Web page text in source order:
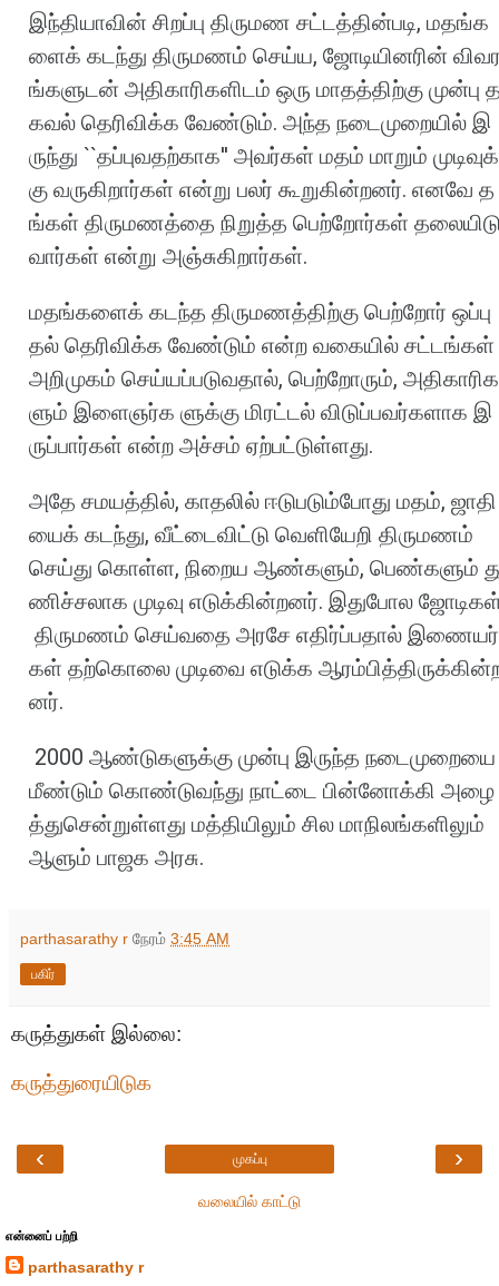
இந்தியாவின் சிறப்பு திருமண சட்டத்தின்படி, மதங்க
ளைக் கடந்து திருமணம் செய்ய, ஜோடியினரின்
ங்களுடன் அதிகாரிகளிடம் ஒரு மாதத்திற்கு முன்பு
கவல் தெரிவிக்க வேண்டும். அந்த நடைமுறையில் இ
ருந்து ``தப்புவதற்காக'' அவர்கள் மதம் மாறும் முடிவுக்
கு வருகிறார்கள் என்று பலர் கூறுகின்றனர். எனவே த
ங்கள் திருமணத்தை நிறுத்த பெற்றோர்கள்
வார்கள் என்று அஞ்சுகிறார்கள்.
மதங்களைக் கடந்த திருமணத்திற்கு பெற்றோர் ஒப்பு
தல் தெரிவிக்க வேண்டும் என்ற வகையில் சட்டங்கள்
அறிமுகம் செய்யப்படுவதால், பெற்றோரும், அதிகாரிக
ளும் இளைஞர்க ளுக்கு மிரட்டல் விடுப்பவர்களாக இ
ருப்பார்கள் என்ற அச்சம் ஏற்பட்டுள்ளது.
அதே சமயத்தில், காதலில் ஈடுபடும்போது மதம், ஜாதி
யைக் கடந்து, வீட்டைவிட்டு வெளியேறி திருமணம்
செய்து கொள்ள, நிறைய ஆண்களும், பெண்களும்
ணிச்சலாக முடிவு எடுக்கின்றனர். இதுபோல
திருமணம் செய்வதை அரசே எதிர்ப்பதால் இணையர்
கள் தற்கொலை முடிவை எடுக்க
னர்.
2000 ஆண்டுகளுக்கு முன்பு இருந்த நடைமுறையை
மீண்டும் கொண்டுவந்து நாட்டை பின்னோக்கி அழை
த்துசென்றுள்ளது மத்தியிலும் சில மாநிலங்களிலும்
ஆளும் பாஜக அரசு.
parthasarathy r நேரம் 3:45 AM
பகிர்
கருத்துகள் இல்லை:
கருத்துரையிடுக
‹ ›
முகப்பு
வலையில் காட்டு
என்னைப் பற்றி
parthasarathy r